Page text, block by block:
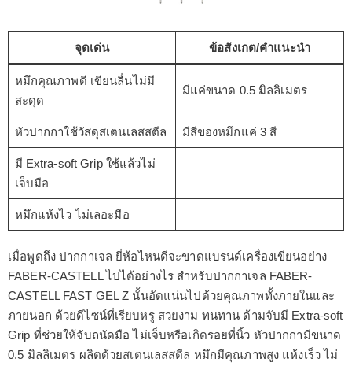
จุดเด่น ข้อสังเกต/คำแนะนำ
หมึกคุณภาพดี เขียนลื่นไม่มี
สะดุด
มีแค่ขนาด 0.5 มิลลิเมตร
หัวปากกาใช้วัสดุสเตนเลสสตีล มีสีของหมึกแค่ 3 สี
มี Extra-soft Grip ใช้แล้วไม่
เจ็บมือ
หมึกแห้งไว ไม่เลอะมือ
เมื่อพูดถึง ปากกาเจล ยี่ห้อไหนดีจะขาดแบรนด์เครื่องเขียนอย่าง
FABER-CASTELL ไปได้อย่างไร สำหรับปากกาเจล FABER-
CASTELL FAST GEL Z นั้นอัดแน่นไปด้วยคุณภาพทั้งภายในและ
ภายนอก ด้วยดีไซน์ที่เรียบหรู สวยงาม ทนทาน ด้ามจับมี Extra-soft
Grip ที่ช่วยให้จับถนัดมือ ไม่เจ็บหรือเกิดรอยที่นิ้ว หัวปากกามีขนาด
0.5 มิลลิเมตร ผลิตด้วยสเตนเลสสตีล หมึกมีคุณภาพสูง แห้งเร็ว ไม่